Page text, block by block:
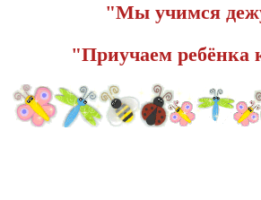
"Мы учимся
"Приучаем ребёнка